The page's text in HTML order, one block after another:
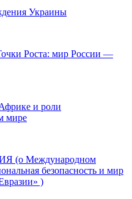
Украины
Роста: мир России —
и роли
мире
(о Международном
безопасность и мир
)